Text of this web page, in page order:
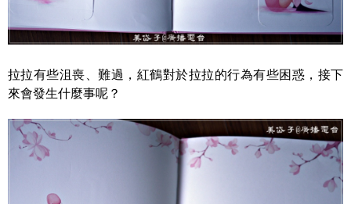
拉拉有些沮喪、難過，紅鶴對於拉拉的行為有些困惑，接下
來會發生什麼事呢？